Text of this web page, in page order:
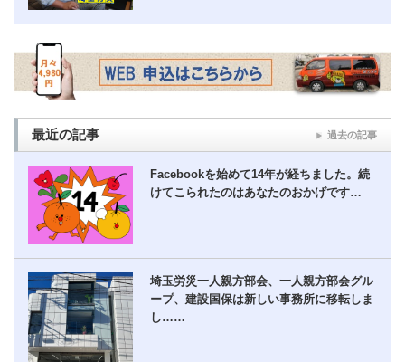
最近の記事 過去の記事
Facebookを始めて14年が経ちました。続
けてこられたのはあなたのおかげです…
埼玉労災一人親方部会、一人親方部会グル
ープ、建設国保は新しい事務所に移転しま
し……